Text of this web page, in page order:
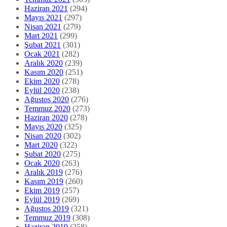
Haziran 2021 (294)
Mayıs 2021 (297)
Nisan 2021 (279)
Mart 2021 (299)
Şubat 2021 (301)
Ocak 2021 (282)
Aralık 2020 (239)
Kasım 2020 (251)
Ekim 2020 (278)
Eylül 2020 (238)
Ağustos 2020 (276)
Temmuz 2020 (273)
Haziran 2020 (278)
Mayıs 2020 (325)
Nisan 2020 (302)
Mart 2020 (322)
Şubat 2020 (275)
Ocak 2020 (263)
Aralık 2019 (276)
Kasım 2019 (260)
Ekim 2019 (257)
Eylül 2019 (269)
Ağustos 2019 (321)
Temmuz 2019 (308)